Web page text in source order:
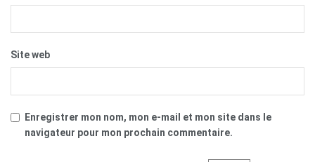
Site web
Enregistrer mon nom, mon e-mail et mon site dans le
navigateur pour mon prochain commentaire.